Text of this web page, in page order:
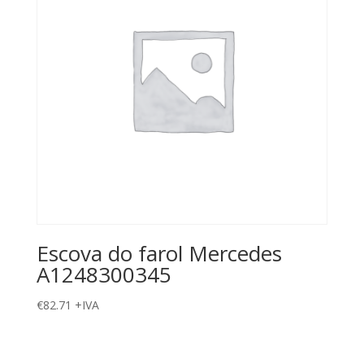
Escova do farol Mercedes
A1248300345
€82.71 +IVA